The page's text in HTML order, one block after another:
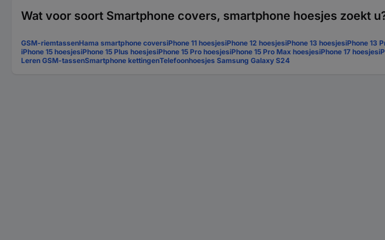
Wat voor soort Smartphone covers, smartphone hoesjes zoekt
GSM-riemtassenHama smartphone coversiPhone 11 hoesjesiPhone 12 hoesjesiPhone 13 hoesjesiPhone 13
iPhone 15 hoesjesiPhone 15 Plus hoesjesiPhone 15 Pro hoesjesiPhone 15 Pro Max hoesjesiPhone 17 hoesjes
Leren GSM-tassenSmartphone kettingenTelefoonhoesjes Samsung Galaxy S24